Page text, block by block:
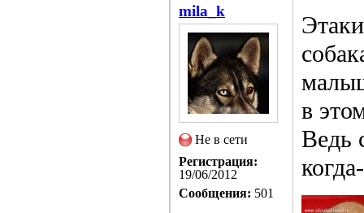
mila_k
Не в сети
Регистрация:
19/06/2012
Сообщения: 501
в
Ведь